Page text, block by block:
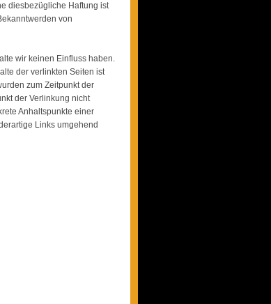
diesbezügliche Haftung ist
von
wir keinen Einfluss haben.
der verlinkten Seiten ist
zum Zeitpunkt der
der Verlinkung nicht
Anhaltspunkte einer
Links umgehend